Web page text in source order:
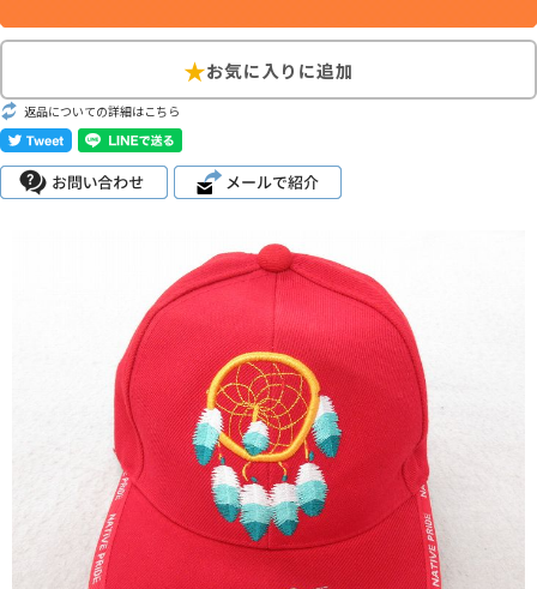
ラルフ ローレン ザ・ノース・フェイ
チャンピオン
パタゴニア
カーハート
リーバイス ラッセル・アスレチ
ック
カ行 サ行
タ行
ハ行 マ行 ラ行
Search by Item アイテムから探す
ジャケット スウェット セーター
返品についての詳細はこちら